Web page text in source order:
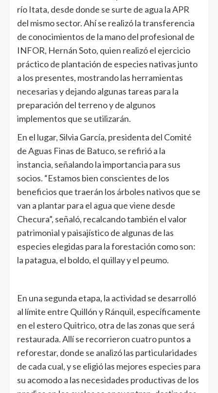
río Itata, desde donde se surte de agua la APR
del mismo sector. Ahí se realizó la transferencia
de conocimientos de la mano del profesional de
INFOR, Hernán Soto, quien realizó el ejercicio
práctico de plantación de especies nativas junto
a los presentes, mostrando las herramientas
necesarias y dejando algunas tareas para la
preparación del terreno y de algunos
implementos que se utilizarán.
En el lugar, Silvia García, presidenta del Comité
de Aguas Finas de Batuco, se refirió a la
instancia, señalando la importancia para sus
socios. “Estamos bien conscientes de los
beneficios que traerán los árboles nativos que se
van a plantar para el agua que viene desde
Checura”, señaló, recalcando también el valor
patrimonial y paisajístico de algunas de las
especies elegidas para la forestación como son:
la patagua, el boldo, el quillay y el peumo.
En una segunda etapa, la actividad se desarrolló
al límite entre Quillón y Ránquil, específicamente
en el estero Quitrico, otra de las zonas que será
restaurada. Allí se recorrieron cuatro puntos a
reforestar, donde se analizó las particularidades
de cada cual, y se eligió las mejores especies para
su acomodo a las necesidades productivas de los